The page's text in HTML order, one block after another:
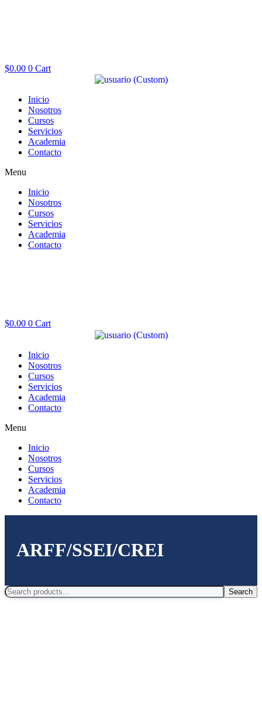
$0.00 0 Cart
Inicio
Nosotros
Cursos
Servicios
Academia
Contacto
Menu
Inicio
Nosotros
Cursos
Servicios
Academia
Contacto
$0.00 0 Cart
Inicio
Nosotros
Cursos
Servicios
Academia
Contacto
Menu
Inicio
Nosotros
Cursos
Servicios
Academia
Contacto
ARFF/SSEI/CREI
Search
for:
Search